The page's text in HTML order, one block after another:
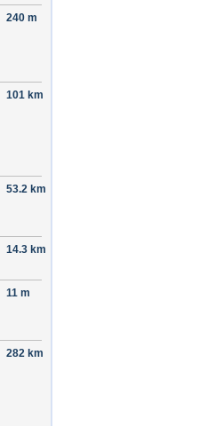
240 m
101 km
53.2 km
14.3 km
11 m
282 km